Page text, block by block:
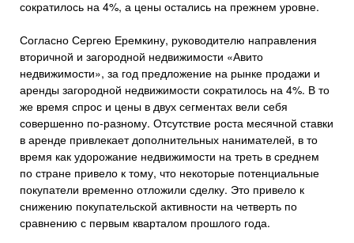
сократилось на 4%, а цены остались на прежнем уровне.
Согласно Сергею Еремкину, руководителю направления
вторичной и загородной недвижимости «Авито
недвижимости», за год предложение на рынке продажи и
аренды загородной недвижимости сократилось на 4%. В то
же время спрос и цены в двух сегментах вели себя
совершенно по-разному. Отсутствие роста месячной ставки
в аренде привлекает дополнительных нанимателей, в то
время как удорожание недвижимости на треть в среднем
по стране привело к тому, что некоторые потенциальные
покупатели временно отложили сделку. Это привело к
снижению покупательской активности на четверть по
сравнению с первым кварталом прошлого года.